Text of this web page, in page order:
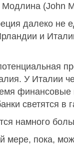
(John
далеко не
и
У Италии
финансовые
светятся в
намного
мере, пока,